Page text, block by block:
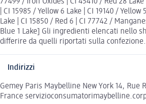
| CI 15985 / Yellow 6 Lake | CI 19140 / Yellow
Lake | CI 15850 / Red 6 | CI 77742 /
Blue 1 Lake] Gli ingredienti elencati nello
differire da quelli riportati sulla confezione.
Indirizzi
Gemey Paris Maybelline New York 14, Rue
France